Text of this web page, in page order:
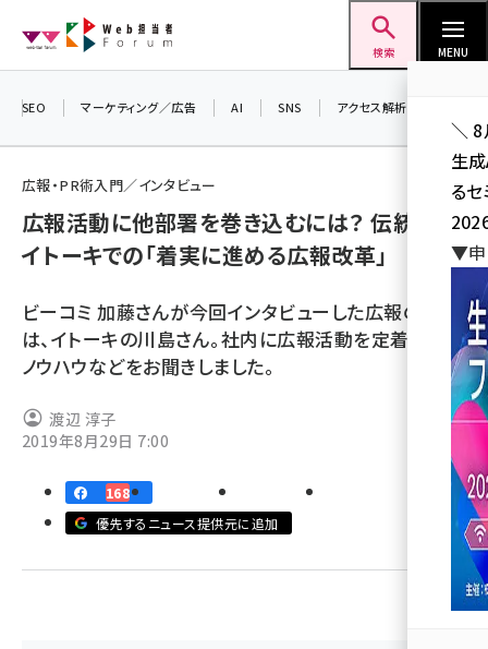
ン
検索 MENU
seo (3528)
youtube (2439)
note (2315)
セミナー (2308)
z世代 (1623)
meo (1277)
llmo (1166)
SEO マーケティング／広告 AI SNS アクセス解析／データ分析
広報・PR術入門／インタビュー
広報活動に他部署を巻き込むには？ 伝統ある
イトーキでの「着実に進める広報改革」
ビーコミ 加藤さんが今回インタビューした広報の方
は、イトーキの川島さん。社内に広報活動を定着させる
ノウハウなどをお聞きしました。
渡辺 淳子
2019年8月29日 7:00
168
優先するニュース提供元に追加
＼ 8
生
る
▼申